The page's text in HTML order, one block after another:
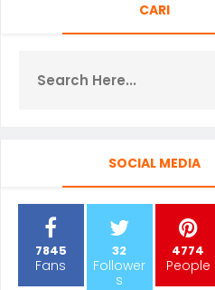
CARI
SOCIAL MEDIA
7845
Fans
32
Follower
s
4774
People